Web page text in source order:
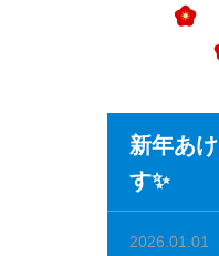
新年あ
す✨
2026.01.01